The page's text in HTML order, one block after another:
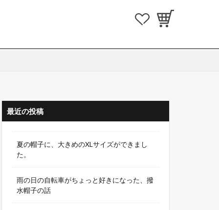
最近の投稿
夏の帽子に、大きめのXLサイズができまし
た。
雨の日の自転車がちょっと好きになった、撥
水帽子の話